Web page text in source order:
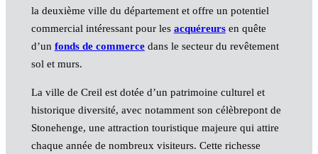
la deuxième ville du département et offre un potentiel
commercial intéressant pour les acquéreursen quête
d’un fonds de commercedans le secteur du revêtement
sol et murs.
La ville de Creil est dotée d’un patrimoine culturel et
historique diversité, avec notamment son célèbrepont de
Stonehenge, une attraction touristique majeure qui attire
chaque année de nombreux visiteurs. Cette richesse